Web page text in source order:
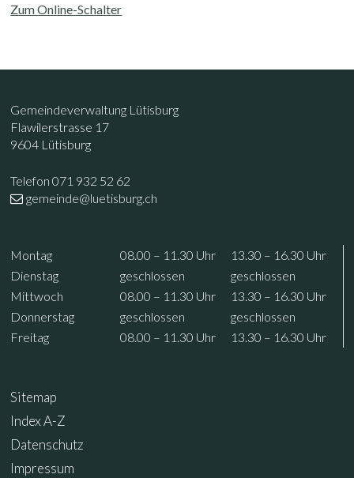
Zum Online-Schalter
Footer
Kontakt
Gemeindeverwaltung Lütisburg
Flawilerstrasse 17
9604 Lütisburg
Telefon 071 932 52 62
gemeinde@luetisburg.ch
Öffnungszeiten
Wochentag VormittagNachmittag
Montag 08.00 – 11.30 Uhr 13.30 – 16.30 Uhr
Dienstag geschlossen
geschlossen
Mittwoch 08.00 – 11.30 Uhr 13.30 – 16.30 Uhr
Donnerstag geschlossen
geschlossen
Freitag 08.00 – 11.30 Uhr 13.30 – 16.30 Uhr
Sitemap
Index A-Z
Datenschutz
Impressum